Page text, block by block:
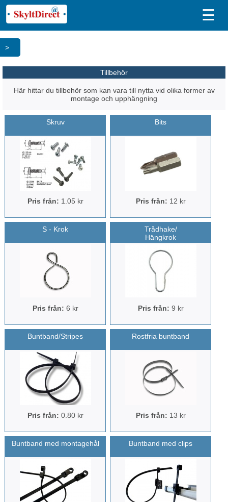
☰
>
Tillbehör
Här hittar du tillbehör som kan vara till nytta vid olika former av
montage och upphängning
Skruv
Pris från: 1.05 kr
Bits
Pris från: 12 kr
S - Krok
Pris från: 6 kr
Trådhake/
Hängkrok
Pris från: 9 kr
Buntband/Stripes
Pris från: 0.80 kr
Rostfria buntband
Pris från: 13 kr
Buntband med montagehål Buntband med clips